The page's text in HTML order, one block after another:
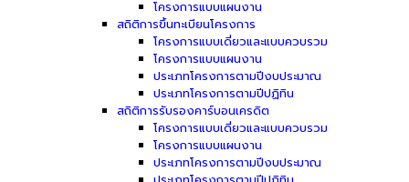
โครงการแบบแผนงาน
สถิติการขึ้นทะเบียนโครงการ
โครงการแบบเดี่ยวและแบบควบรวม
โครงการแบบแผนงาน
ประเภทโครงการตามปีงบประมาณ
ประเภทโครงการตามปีปฏิทิน
สถิติการรับรองคาร์บอนเครดิต
โครงการแบบเดี่ยวและแบบควบรวม
โครงการแบบแผนงาน
ประเภทโครงการตามปีงบประมาณ